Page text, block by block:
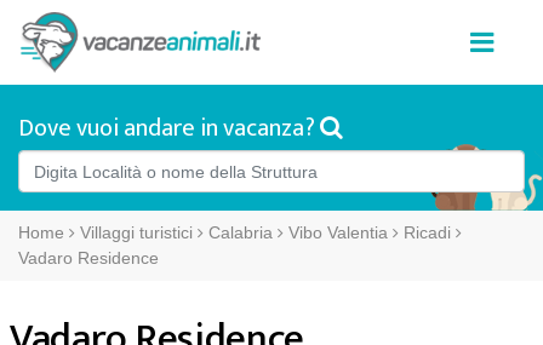
Dove vuoi andare in vacanza?
Home Villaggi turistici Calabria Vibo Valentia
Ricadi
Vadaro Residence